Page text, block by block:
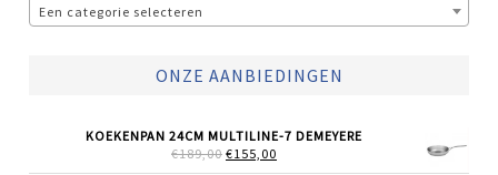
Een categorie selecteren
ONZE AANBIEDINGEN
KOEKENPAN 24CM MULTILINE-7 DEMEYERE
€189,00 OORSPRONKELIJKE
€155,00